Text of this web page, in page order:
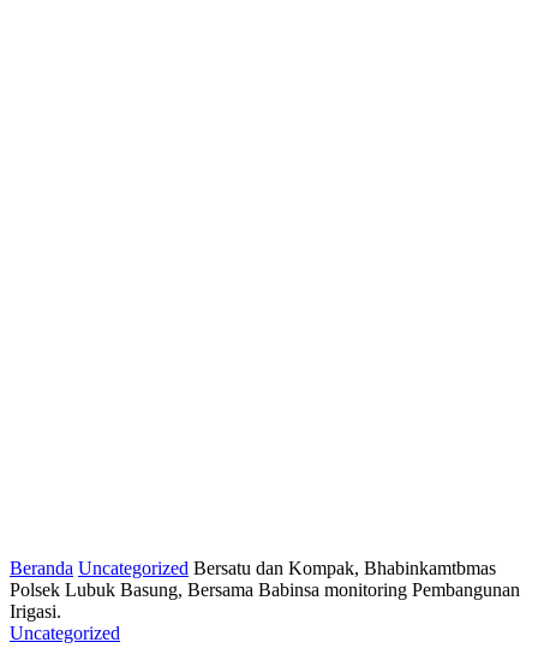
Beranda Uncategorized Bersatu dan Kompak, Bhabinkamtbmas
Polsek Lubuk Basung, Bersama Babinsa monitoring Pembangunan
Irigasi.
Uncategorized